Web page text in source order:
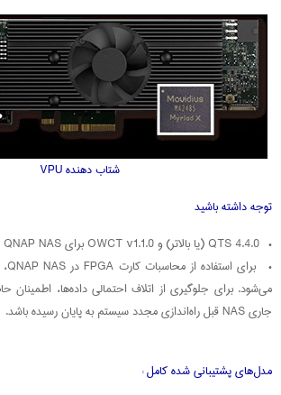
شتاب‌ دهنده VPU
توجه داشته باشید
• QTS 4.4.0 (یا بالاتر) و OWCT v1.1.0 برای QNAP NAS موردنیاز است.
می‌شود. برای جلوگیری از اتلاف احتمالی داده‌ها،
جاری NAS قبل راه‌اندازی مجدد سیستم به پایان رسیده باشد.
مدل‌های پشتیبانی شده کامل :